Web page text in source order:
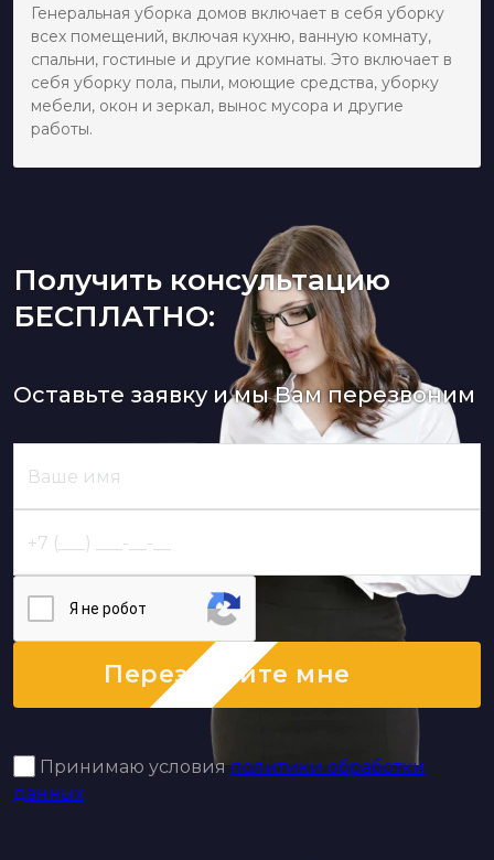
Генеральная уборка домов включает в себя уборку
всех помещений, включая кухню, ванную комнату,
спальни, гостиные и другие комнаты. Это включает в
себя уборку пола, пыли, моющие средства, уборку
мебели, окон и зеркал, вынос мусора и другие
работы.
Получить консультацию
БЕСПЛАТНО:
Оставьте заявку и мы Вам перезвоним
Я нe poбoт
Перезвоните мне
Принимаю условия политики обработки
данных